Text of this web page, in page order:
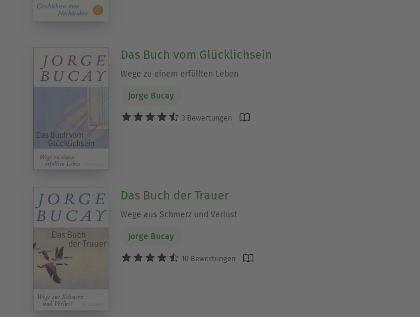
Das Buch vom Glücklichsein
Wege zu einem erfüllten Leben
Jorge Bucay
3 Bewertungen
Das Buch der Trauer
Wege aus Schmerz und Verlust
Jorge Bucay
10 Bewertungen